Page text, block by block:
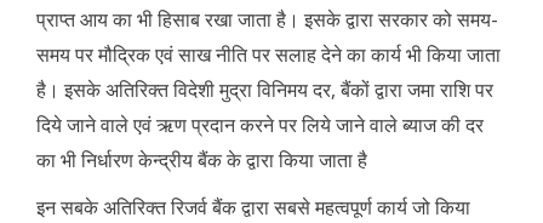
प्राप्त आय का भी हिसाब रखा जाता है। इसके द्वारा सरकार को समय-
समय पर मौद्रिक एवं साख नीति पर सलाह देने का कार्य भी किया जाता
है। इसके अतिरिक्त विदेशी मुद्रा विनिमय दर, बैंकों द्वारा जमा राशि पर
दिये जाने वाले एवं ऋण प्रदान करने पर लिये जाने वाले ब्याज की दर
का भी निर्धारण केन्द्रीय बैंक के द्वारा किया जाता है
इन सबके अतिरिक्त रिजर्व बैंक द्वारा सबसे महत्वपूर्ण कार्य जो किया